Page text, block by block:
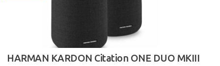
HARMAN KARDON Citation ONE DUO MKIII